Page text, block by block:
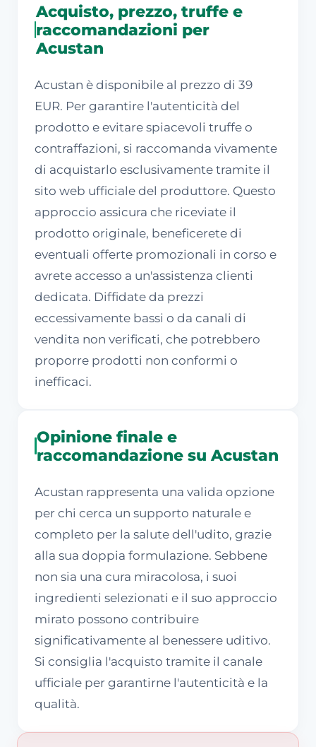
Acquisto, prezzo, truffe e
raccomandazioni per
Acustan
Acustan è disponibile al prezzo di 39
EUR. Per garantire l'autenticità del
prodotto e evitare spiacevoli truffe o
contraffazioni, si raccomanda vivamente
di acquistarlo esclusivamente tramite il
sito web ufficiale del produttore. Questo
approccio assicura che riceviate il
prodotto originale, beneficerete di
eventuali offerte promozionali in corso e
avrete accesso a un'assistenza clienti
dedicata. Diffidate da prezzi
eccessivamente bassi o da canali di
vendita non verificati, che potrebbero
proporre prodotti non conformi o
inefficaci.
Opinione finale e
raccomandazione su Acustan
Acustan rappresenta una valida opzione
per chi cerca un supporto naturale e
completo per la salute dell'udito, grazie
alla sua doppia formulazione. Sebbene
non sia una cura miracolosa, i suoi
ingredienti selezionati e il suo approccio
mirato possono contribuire
significativamente al benessere uditivo.
Si consiglia l'acquisto tramite il canale
ufficiale per garantirne l'autenticità e la
qualità.